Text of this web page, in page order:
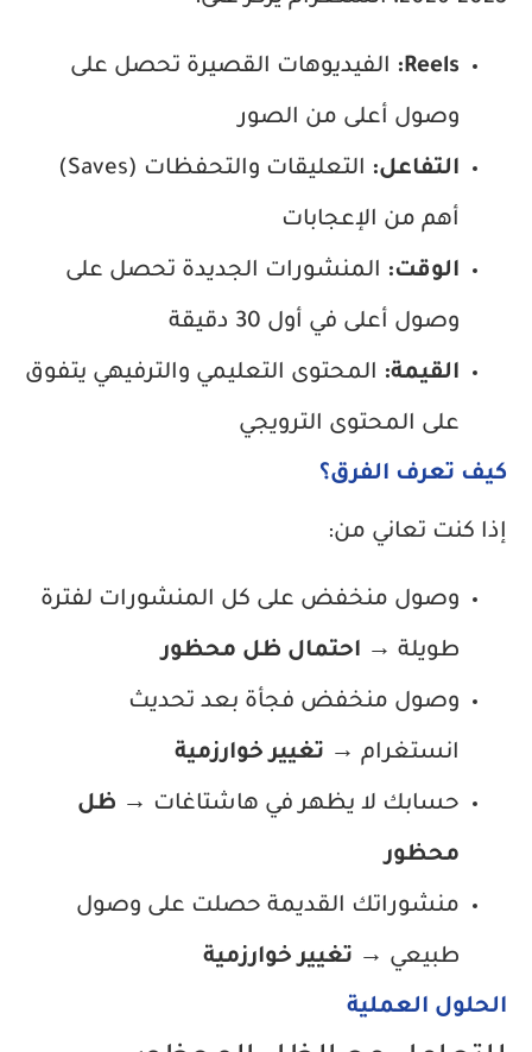
Reels: الفيديوهات القصيرة تحصل على
وصول أعلى من الصور
التفاعل: التعليقات والتحفظات (Saves)
أهم من الإعجابات
الوقت: المنشورات الجديدة تحصل على
وصول أعلى في أول 30 دقيقة
القيمة: المحتوى التعليمي والترفيهي يتفوق
على المحتوى الترويجي
كيف تعرف الفرق؟
إذا كنت تعاني من:
وصول منخفض على كل المنشورات لفترة
طويلة → احتمال ظل محظور
وصول منخفض فجأة بعد تحديث
انستغرام → تغيير خوارزمية
حسابك لا يظهر في هاشتاغات → ظل
محظور
منشوراتك القديمة حصلت على وصول
طبيعي → تغيير خوارزمية
الحلول العملية